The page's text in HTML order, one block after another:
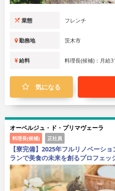
業態 フレンチ
勤務地 茨木市
給料 料理長(候補)：月給
気になる
オーベルジュ・ド・プリマヴェーラ
料理長(候補) 正社員
【寮完備】2025年フルリノベーシ
ランで美食の未来を創るプロフェッ